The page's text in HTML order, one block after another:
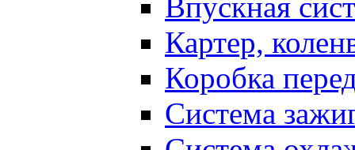
Картер,
Коробка
Система